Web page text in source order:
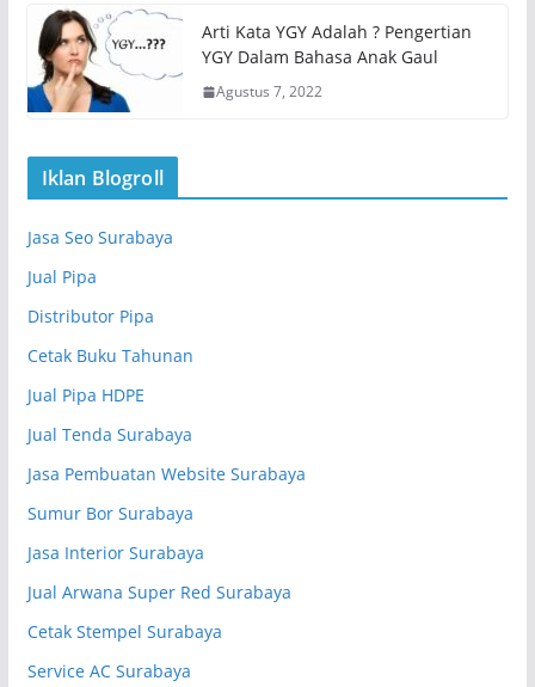
Arti Kata YGY Adalah ? Pengertian
YGY Dalam Bahasa Anak Gaul
Agustus 7, 2022
Iklan Blogroll
Jasa Seo Surabaya
Jual Pipa
Distributor Pipa
Cetak Buku Tahunan
Jual Pipa HDPE
Jual Tenda Surabaya
Jasa Pembuatan Website Surabaya
Sumur Bor Surabaya
Jasa Interior Surabaya
Jual Arwana Super Red Surabaya
Cetak Stempel Surabaya
Service AC Surabaya